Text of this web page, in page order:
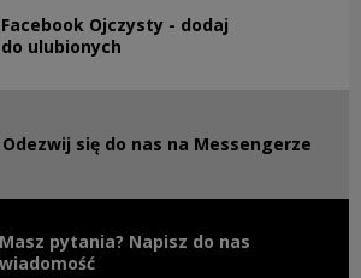
Facebook Ojczysty - dodaj
do ulubionych
link will open in a new window
Odezwij się do nas na Messengerze
link will open in a new window
Masz pytania? Napisz do nas
wiadomość